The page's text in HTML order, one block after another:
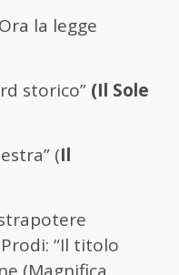
la legge
storico” (Il Sole
(Il
“Il titolo